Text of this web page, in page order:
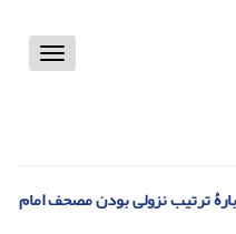
Toggle
ترتیب نزولی بودن مصحف امام